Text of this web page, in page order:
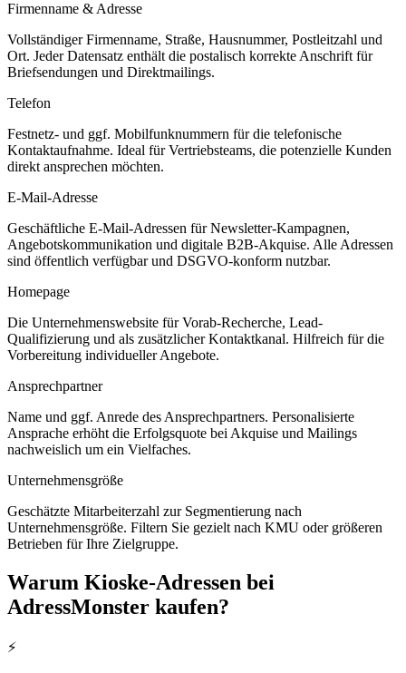
Firmenname & Adresse
Vollständiger Firmenname, Straße, Hausnummer, Postleitzahl und
Ort. Jeder Datensatz enthält die postalisch korrekte Anschrift für
Briefsendungen und Direktmailings.
Telefon
Festnetz- und ggf. Mobilfunknummern für die telefonische
Kontaktaufnahme. Ideal für Vertriebsteams, die potenzielle Kunden
direkt ansprechen möchten.
E-Mail-Adresse
Geschäftliche E-Mail-Adressen für Newsletter-Kampagnen,
Angebotskommunikation und digitale B2B-Akquise. Alle Adressen
sind öffentlich verfügbar und DSGVO-konform nutzbar.
Homepage
Die Unternehmenswebsite für Vorab-Recherche, Lead-
Qualifizierung und als zusätzlicher Kontaktkanal. Hilfreich für die
Vorbereitung individueller Angebote.
Ansprechpartner
Name und ggf. Anrede des Ansprechpartners. Personalisierte
Ansprache erhöht die Erfolgsquote bei Akquise und Mailings
nachweislich um ein Vielfaches.
Unternehmensgröße
Geschätzte Mitarbeiterzahl zur Segmentierung nach
Unternehmensgröße. Filtern Sie gezielt nach KMU oder größeren
Betrieben für Ihre Zielgruppe.
Warum Kioske-Adressen bei
AdressMonster kaufen?
⚡